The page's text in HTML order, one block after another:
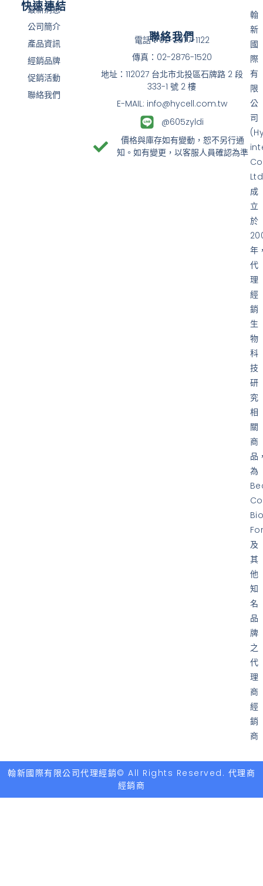
翰
新
國
際
有
限
公
司
成
立
於
年
代
理
經
銷
生
物
科
技
研
究
相
關
商
品
為
及
其
他
知
名
品
牌
之
代
理
商
經
銷
商
快速連結
最新消息
公司簡介
產品資訊
經銷品牌
促銷活動
聯絡我們
聯絡我們
電話：02-2877-1122
傳真：02-2876-1520
地址：112027 台北市北投區石牌路 2 段
333-1 號 2 樓
E-MAIL: info@hycell.com.tw
@605zyldi
價格與庫存如有變動，恕不另行通
知。如有變更，以客服人員確認為準
翰新國際有限公司代理經銷© All Rights Reserved. 代理商
經銷商